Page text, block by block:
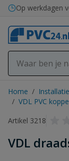
Ga naar de inhoud
Op werkdagen
Home /
/ VDL PVC
Artikel 3218
VDL